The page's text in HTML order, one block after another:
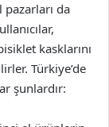
da
kasklarını
Türkiye’de
şunlardır: